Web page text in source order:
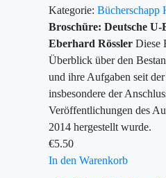
Kategorie: Bücherschapp
Broschüre: Deutsche U-
Eberhard Rössler Diese
Überblick über den
und ihre Aufgaben seit
insbesondere der
Veröffentlichungen des
2014 hergestellt wurde.
€5.50
In den Warenkorb